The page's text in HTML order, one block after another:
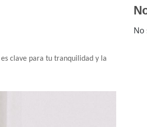
clave para tu tranquilidad y la
No